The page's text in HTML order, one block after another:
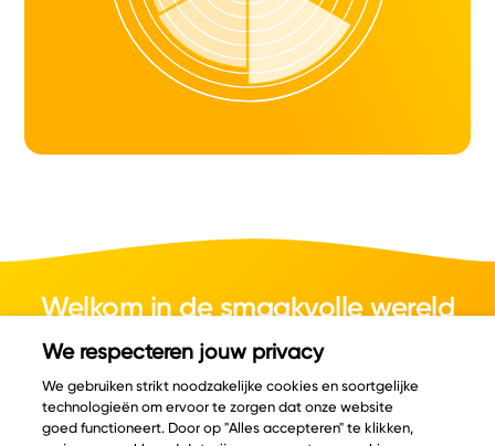
Welkom in de smaakvolle wereld
van kaas.
We respecteren jouw privacy
We gebruiken strikt noodzakelijke cookies en soortgelijke
technologieën om ervoor te zorgen dat onze website
goed functioneert. Door op "Alles accepteren" te klikken,